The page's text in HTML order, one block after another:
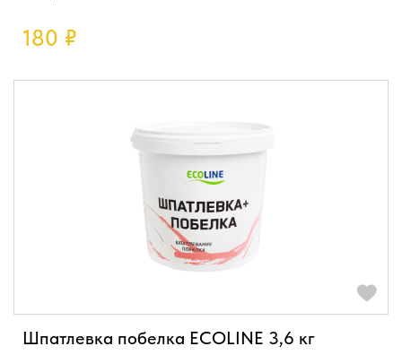
180 ₽
Шпатлевка побелка ECOLINE 3,6 кг